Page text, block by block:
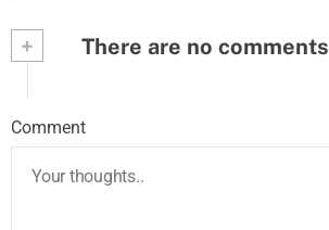
+ There are no comments
Comment